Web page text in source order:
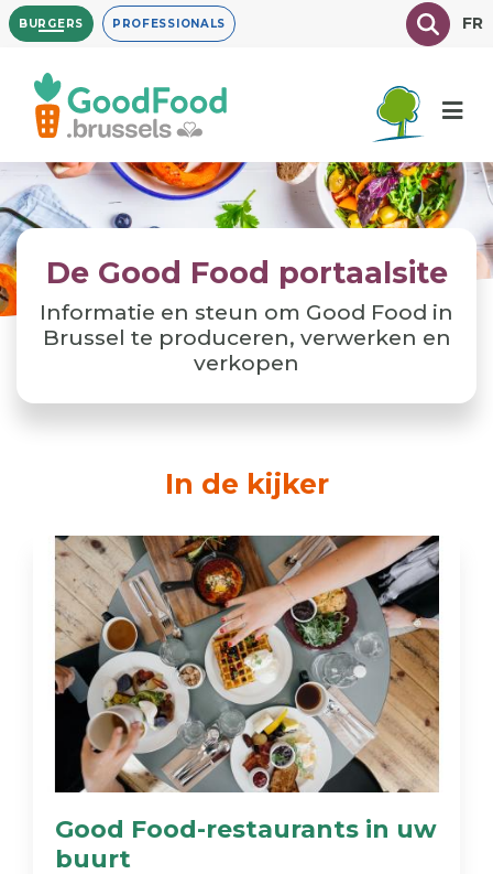
Overslaan
en
inhoud
gaan
BURGERS PROFESSIONALS TexteFR
De Good Food portaalsite
Informatie en steun om Good Food in
Brussel te produceren, verwerken en
verkopen
In de kijker
Good Food-restaurants in uw
buurt